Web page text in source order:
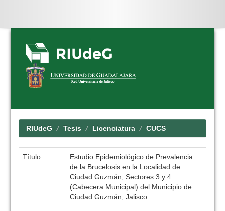
Skip
navigation
RIUdeG Tesis Licenciatura CUCS
Título:
Estudio Epidemiológico de Prevalencia
de la Brucelosis en la Localidad de
Ciudad Guzmán, Sectores 3 y 4
(Cabecera Municipal) del Municipio de
Ciudad Guzmán, Jalisco.